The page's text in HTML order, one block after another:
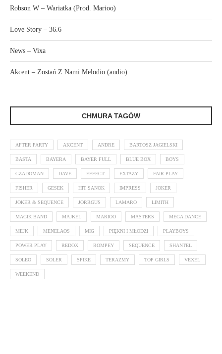
Robson W – Wariatka (Prod. Marioo)
Love Story – 36.6
News – Vixa
Akcent – Zostań Z Nami Melodio (audio)
CHMURA TAGÓW
AFTER PARTY AKCENT ANDRE BARTOSZ JAGIELSKI
BASTA BAYERA BAYER FULL BLUE BOX BOYS
CZADOMAN DAVE EFFECT EXTAZY FAIR PLAY
FISHER GESEK HIT SANOK IMPRESS JOKER
JOKER & SEQUENCE JORRGUS LAMARO LIMITH
MAGIK BAND MAJKEL MARIOO MASTERS MEGA DANCE
MEJK MENELAOS MIG PIĘKNI I MŁODZI PLAYBOYS
POWER PLAY REDOX ROMPEY SEQUENCE SHANTEL
SOLEO SOLER SPIKE TERAZMY TOP GIRLS VEXEL
WEEKEND